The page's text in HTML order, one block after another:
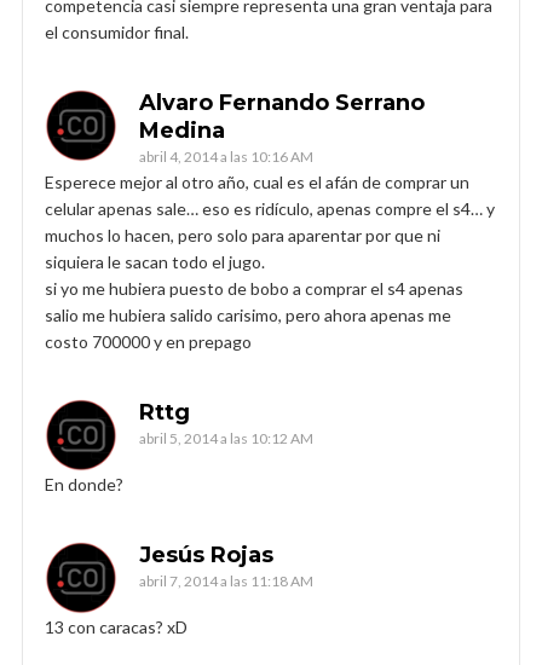
competencia casi siempre representa una gran ventaja para
el consumidor final.
Alvaro Fernando Serrano
Medina
abril 4, 2014 a las 10:16 AM
Esperece mejor al otro año, cual es el afán de comprar un
celular apenas sale… eso es ridículo, apenas compre el s4… y
muchos lo hacen, pero solo para aparentar por que ni
siquiera le sacan todo el jugo.
si yo me hubiera puesto de bobo a comprar el s4 apenas
salio me hubiera salido carisimo, pero ahora apenas me
costo 700000 y en prepago
Rttg
abril 5, 2014 a las 10:12 AM
En donde?
Jesús Rojas
abril 7, 2014 a las 11:18 AM
13 con caracas? xD